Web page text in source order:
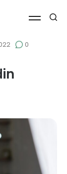
0